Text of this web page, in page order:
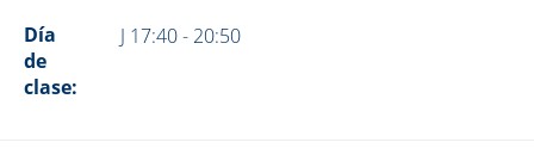
Día
de
clase:
J 17:40 - 20:50